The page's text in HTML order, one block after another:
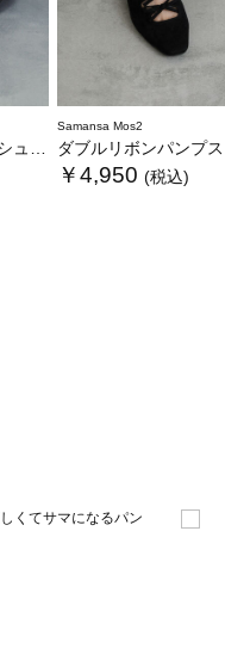
ズ
Samansa Mos2
ダブルリボンパンプス
￥4,950 (税込)